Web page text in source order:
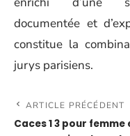
documentée et
constitue la
jurys parisiens.
ARTICLE PRÉCÉDENT
Caces 1 3 pour femme